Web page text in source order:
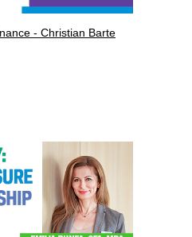
- Christian Barte